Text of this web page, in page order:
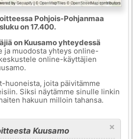
Pohjois-Pohjanmaa
on 17.400.
on Kuusamo yhteydessä
ja muodosta yhteys online-
online-käyttäjien
huoneista, joita päivitämme
Siksi näytämme sinulle linkin
hakuun milloin tahansa.
×
Kuusamo